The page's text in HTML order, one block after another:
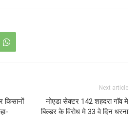
किसानों
Next article
नोएडा सेक्टर 142 शहदरा गाॅव मे
बिल्डर के विरोध मे 33 वे दिन धरना